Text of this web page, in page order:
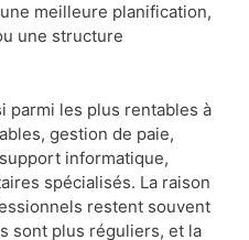
meilleure planification,
une structure
parmi les plus rentables à
gestion de paie,
informatique,
spécialisés. La raison
restent souvent
sont plus réguliers, et la